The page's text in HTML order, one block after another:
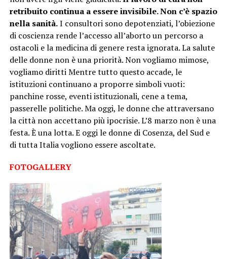
retribuito continua a essere invisibile. Non c’è spazio
nella sanità.I consultori sono depotenziati, l’obiezione
di coscienza rende l’accesso all’aborto un percorso a
ostacoli e la medicina di genere resta ignorata. La salute
delle donne non è una priorità. Non vogliamo mimose,
vogliamo diritti Mentre tutto questo accade, le
istituzioni continuano a proporre simboli vuoti:
panchine rosse, eventi istituzionali, cene a tema,
passerelle politiche. Ma oggi, le donne che attraversano
la città non accettano più ipocrisie. L’8 marzo non è una
festa. È una lotta. E oggi le donne di Cosenza, del Sud e
di tutta Italia vogliono essere ascoltate.
FOTOGALLERY